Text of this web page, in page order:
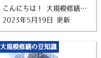
こんにちは！ 大規模修繕工事専門店「修繕プランナー横浜」の梅津です。 最近暑くなってきましたね！ この調子だと夏が少しこわいです。 梅雨まえの貴重な晴れ間をつかっていろいろ家のことをしたいですが、、、進んでいません(汗) さて、こちらは弊社の現場監督たちによる打ち合わせ風景です！ なにやら、真剣に資料を確認しているようです。 暑い日が続くので、皆様も体調管理に注意していきましょう！ 前回は、 工事期間を知るメリットについてでしたので 気になる方はこちらをご確認ください。 さて今回は、 大規模修繕の【修繕規模と工期の関係】について紹介していきます！ 下記の2点についてお伝えしたいと思います。 ①一般的な工事期間の目安 ②弊社の一部実例 前提ですが、大規模修繕の工事期間は、 プロジェクトの規模や作業内容によって異なります。 ぜひ、検討中の工事と照らし合わせてみてください！ ①一般的な工事期間の目安 以下に、一般的な工事期間の目安を 小規模、中規模、大規模にわけて挙げていきます。 ざっくりとしたイメージを掴んでいきましょう！ 小規模 例： 外壁や屋根の塗装、バルコニーの防水工事、エントランスの改修 工期： 数週間から数ヶ月 中規模 例： 共用部のリニューアル、配管や給排水設備の更新、エレベーターの交換 工期： 数か月から1年程度 大規模 例： 外壁の全面的な改修、耐震補強工事、大規模な配管や電気設備の更新 工期： 数か月～数年にわたる長期プロジェクトとなる可能性あり ②弊社の実例 ・外壁塗装その他工事 18日間 (足場組立から足場解体まで) ・屋根・外壁・その他改修工事 約２か月 (着工から完成まで) ・屋上防水・全面外壁塗装工事 約２か月 (着工から完成まで) ただし、これらは一般的な目安であり、 実際の工事期間は様々な要素によって左右されます。 「様々な要因」とは？？ 次回は、 工期に影響を与える要因を紹介しますね！ 横浜市で大規模修繕・防水工事の事でお悩みなら 「修繕プランナー横浜」までご相談下さい。 ▼お問い合わせはこちら！ 分かりやすく、相談しやすい！ 横浜市内に大規模修繕が気軽に相談できるショールームOPEN中！ ▼来店予約はこちら！
2023年5月19日 更新
大規模修繕の豆知識